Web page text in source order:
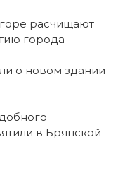
расчищают
города
о новом здании
в Брянской